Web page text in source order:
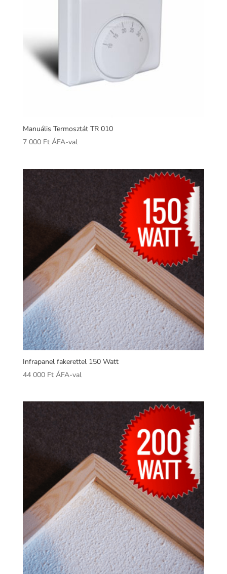
Manuális Termosztát TR 010
7 000 Ft ÁFA-val
Infrapanel fakerettel 150 Watt
44 000 Ft ÁFA-val